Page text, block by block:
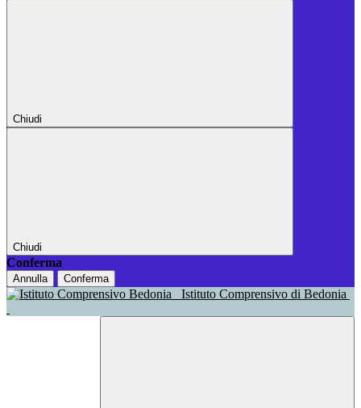
Chiudi
Chiudi
Conferma
Annulla Conferma
Istituto Comprensivo di Bedonia